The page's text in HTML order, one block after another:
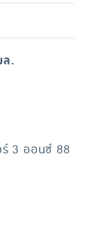
ล.
ร์ 3 ออนซ์ 88